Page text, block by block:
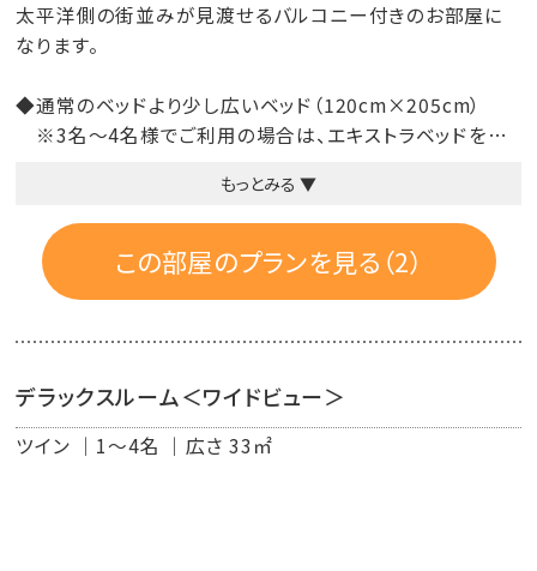
太平洋側の街並みが見渡せるバルコニー付きのお部屋に
なります。
◆通常のベッドより少し広いベッド（120cm×205cm）
※3名～4名様でご利用の場合は、エキストラベッドを追
※1名様でご利用の際は、ベッド1台の場合がございます。
◆バルコニー付
◆自然派のシャンプー＆コンディショナー（プロハーブ）に、
無添加ボディーソープ（シャボン玉石けん）
◆EMを活用し、栽培にこだわった有栽栽培の緑茶
◆Wi-Fi
もっとみる ▼
この部屋のプランを見る（2）
デラックスルーム＜ワイドビュー＞
ツイン 1～4名 広さ 33㎡